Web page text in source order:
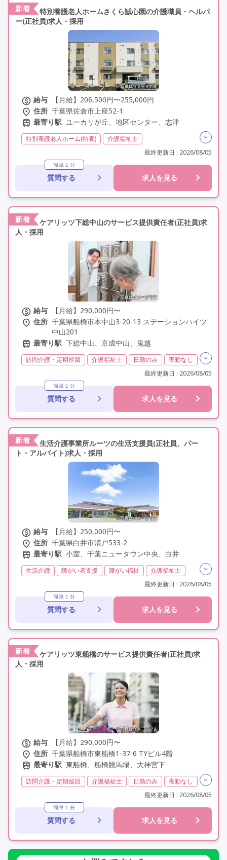
新着
特別養護老人ホームさくら誠心園の介護職員・ヘルパ
ー(正社員)求人・採用
給与
【月給】206,500円〜255,000円
住所 千葉県佐倉市上座52-1
最寄り駅 ユーカリが丘、地区センター、志津
特別養護老人ホーム(特養)
介護福祉士
初任者研修(ヘルパー2級)
常勤
オープニングスタッフ
オープン3年以内
社会保険完備
交通費支給
学歴不問
定年60歳以上
定年65歳以上
車通勤可 駅近
最終更新日 : 2026/08/05
簡単１分
質問する 求人を見る
新着
ケアリッツ下総中山のサービス提供責任者(正社員)求
人・採用
給与
【月給】290,000円〜
住所 千葉県船橋市本中山3-20-13 ステーションハイツ
中山201
最寄り駅 下総中山、京成中山、鬼越
訪問介護・定期巡回 介護福祉士 日勤のみ
夜勤なし
学歴不問
定年60歳以上
駅近 資格取得支援
最終更新日 : 2026/08/05
簡単１分
質問する 求人を見る
新着
生活介護事業所ルーツの生活支援員(正社員、パー
ト・アルバイト)求人・採用
給与
【月給】250,000円〜
住所 千葉県白井市清戸533-2
最寄り駅 小室、千葉ニュータウン中央、白井
生活介護 障がい者支援 障がい福祉
介護福祉士
初任者研修(ヘルパー2級)
夜勤なし 残業月20時間以内
常勤
オープニングスタッフ
オープン3年以内
年間休日110日以上
学歴不問
定年60歳以上
最終更新日 : 2026/08/05
簡単１分
質問する 求人を見る
新着
ケアリッツ東船橋のサービス提供責任者(正社員)求
人・採用
給与
【月給】290,000円〜
住所 千葉県船橋市東船橋1-37-6 TYビル4階
最寄り駅 東船橋、船橋競馬場、大神宮下
訪問介護・定期巡回 介護福祉士 日勤のみ
夜勤なし
学歴不問
定年60歳以上
駅近 資格取得支援
最終更新日 : 2026/08/05
簡単１分
質問する 求人を見る